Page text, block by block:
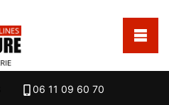
06 11 09 60 70